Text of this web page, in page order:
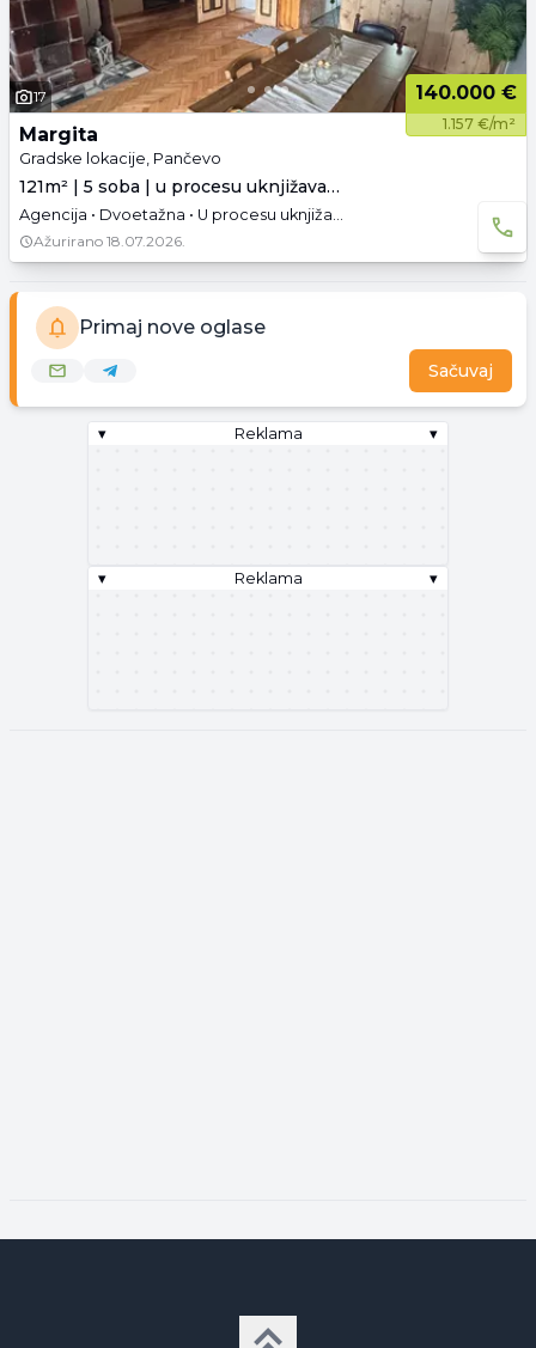
17 140.000 €
1.157 €/m²
Margita
Gradske lokacije, Pančevo
121m² | 5 soba | u procesu uknjižavanja
Agencija • Dvoetažna • U procesu uknjižavanja • Polunamešteno
Ažurirano 18.07.2026.
Primaj nove oglase
Sačuvaj
▾ Reklama ▾
▾ Reklama ▾